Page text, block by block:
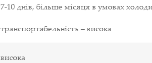
7-10днів, більше місяця в умовах
транспортабельність – висока
висока